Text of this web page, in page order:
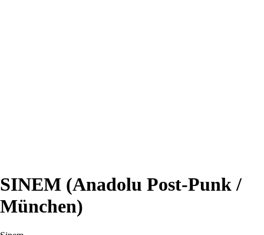
SINEM (Anadolu Post-Punk /
München)